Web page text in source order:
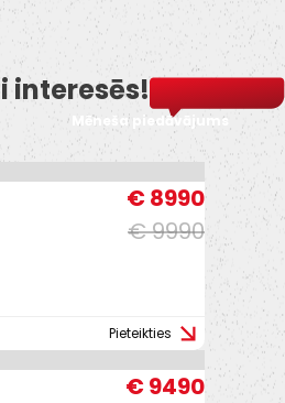
interesēs!
Mēneša piedāvājums
€ 9990
€ 8990
Pieteikties
€ 9490